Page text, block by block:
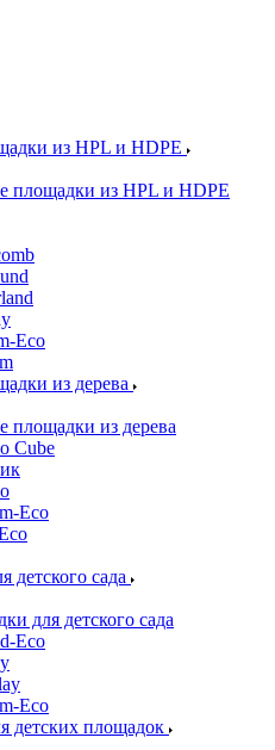
из HPL и HDPE
площадки из HPL и HDPE
Eco
из дерева
площадки из дерева
Cube
Еco
детского сада
для детского сада
Eco
Еco
детских площадок